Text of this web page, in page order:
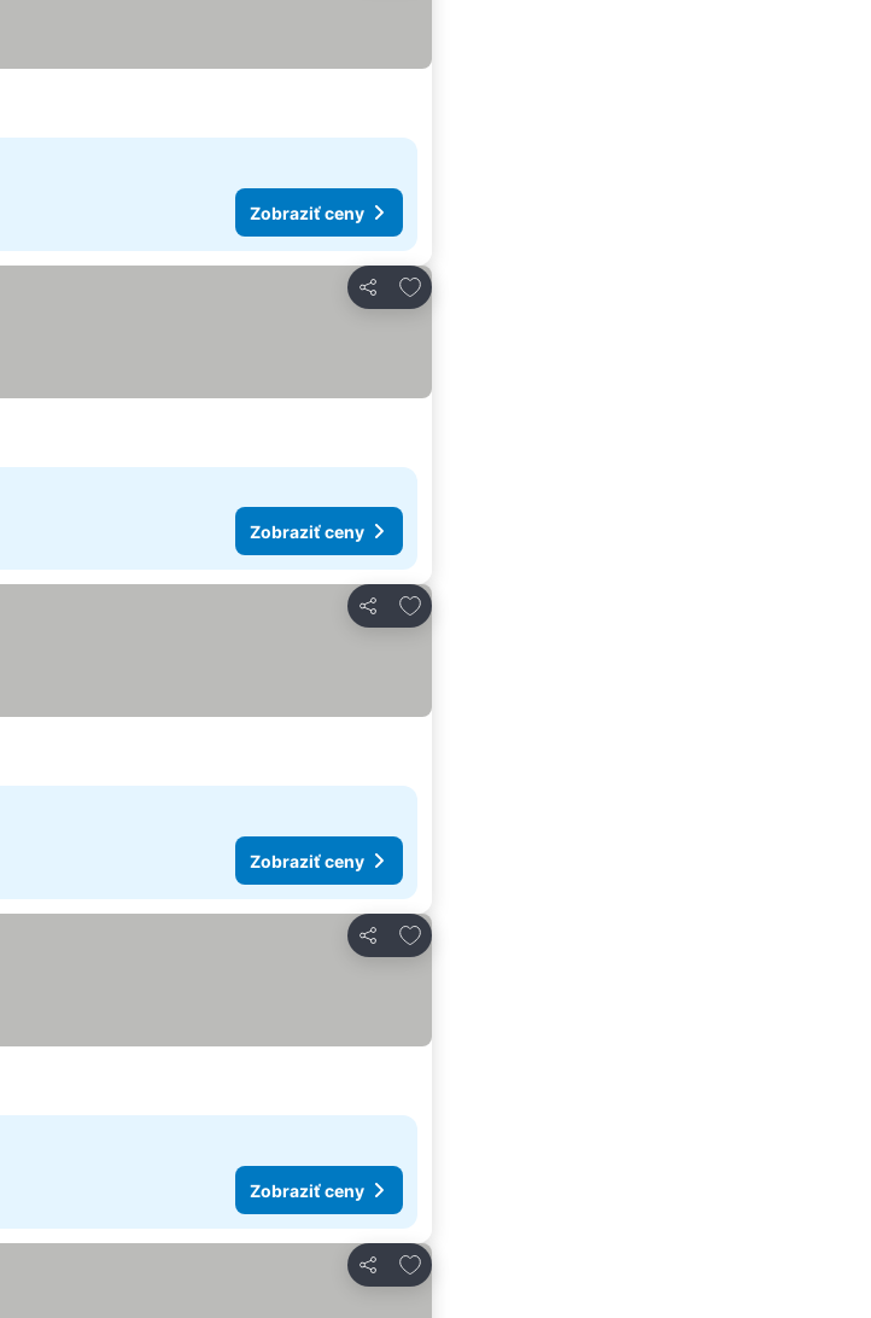
Zobraziť ceny
Zdieľať
Pridať do obľúbených
Zobraziť ceny
Zdieľať
Pridať do obľúbených
Zobraziť ceny
Zdieľať
Pridať do obľúbených
Zobraziť ceny
Zdieľať
Pridať do obľúbených